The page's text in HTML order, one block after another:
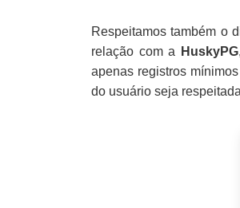
Respeitamos também o
relação com a
HuskyPG
apenas registros
do usuário seja